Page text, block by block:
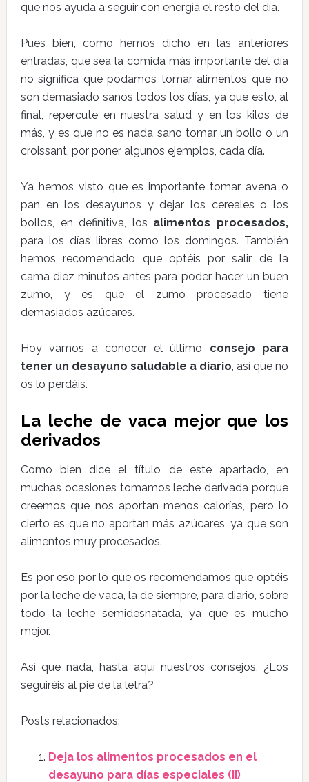
que nos ayuda a seguir con energía el resto del día.
Pues bien, como hemos dicho en las anteriores
entradas, que sea la comida más importante del día
no significa que podamos tomar alimentos que no
son demasiado sanos todos los días, ya que esto, al
final, repercute en nuestra salud y en los kilos de
más, y es que no es nada sano tomar un bollo o un
croissant, por poner algunos ejemplos, cada día.
Ya hemos visto que es importante tomar avena o
pan en los desayunos y dejar los cereales o los
bollos, en definitiva, los alimentos procesados,
para los días libres como los domingos. También
hemos recomendado que optéis por salir de la
cama diez minutos antes para poder hacer un buen
zumo, y es que el zumo procesado tiene
demasiados azúcares.
Hoy vamos a conocer el último consejo para
tener un desayuno saludable a diario, así que no
os lo perdáis.
La leche de vaca mejor que los
derivados
Como bien dice el título de este apartado, en
muchas ocasiones tomamos leche derivada porque
creemos que nos aportan menos calorías, pero lo
cierto es que no aportan más azúcares, ya que son
alimentos muy procesados.
Es por eso por lo que os recomendamos que optéis
por la leche de vaca, la de siempre, para diario, sobre
todo la leche semidesnatada, ya que es mucho
mejor.
Así que nada, hasta aquí nuestros consejos, ¿Los
seguiréis al pie de la letra?
Posts relacionados:
Deja los alimentos procesados en el
desayuno para días especiales (II)